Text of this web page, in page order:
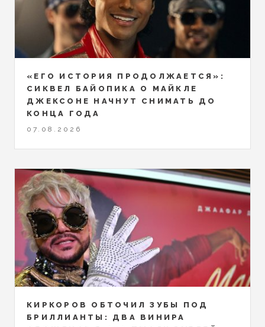
«ЕГО ИСТОРИЯ ПРОДОЛЖАЕТСЯ»:
СИКВЕЛ БАЙОПИКА О МАЙКЛЕ
ДЖЕКСОНЕ НАЧНУТ СНИМАТЬ ДО
КОНЦА ГОДА
07.08.2026
КИРКОРОВ ОБТОЧИЛ ЗУБЫ ПОД
БРИЛЛИАНТЫ: ДВА ВИНИРА